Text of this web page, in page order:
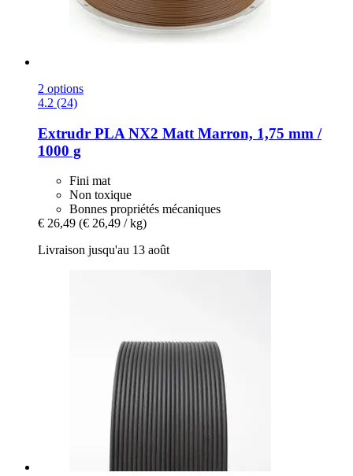
2 options
4.2 (24)
Extrudr PLA NX2 Matt Marron, 1,75 mm /
1000 g
Fini mat
Non toxique
Bonnes propriétés mécaniques
€ 26,49 (€ 26,49 / kg)
Livraison jusqu'au 13 août